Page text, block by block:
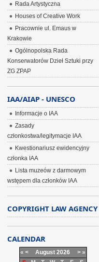
Rada Artystyczna
Houses of Creative Work
Pracownie ul. Emaus w
Krakowie
Ogólnopolska Rada
Konserwatorów Dzieł Sztuki przy
ZG ZPAP
IAA/AIAP - UNESCO
Informacje o IAA
Zasady
członkostwa/legitymacje IAA
Kwestionariusz ewidencyjny
członka IAA
Lista muzeów z darmowym
wstępem dla członków IAA
COPYRIGHT LAW AGENCY
CALENDAR
« < August 2026 > »